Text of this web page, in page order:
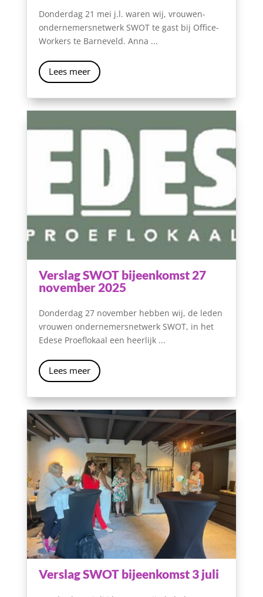
Donderdag 21 mei j.l. waren wij, vrouwen-
ondernemersnetwerk SWOT te gast bij Office-
Workers te Barneveld. Anna ...
Lees meer
Verslag SWOT bijeenkomst 27
november 2025
Donderdag 27 november hebben wij, de leden
vrouwen ondernemersnetwerk SWOT, in het
Edese Proeflokaal een heerlijk ...
Lees meer
Verslag SWOT bijeenkomst 3 juli